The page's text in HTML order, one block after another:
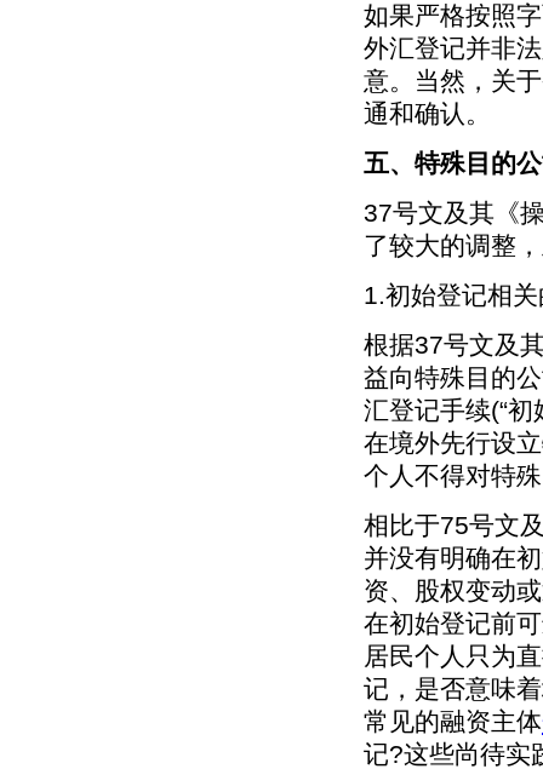
如果严格按照
外汇登记并非
意。当然，关
通和确认。
五、特殊目的
37号文及其《
了较大的调整
1.初始登记相
根据37号文及
益向特殊目的
汇登记手续(“
在境外先行设
个人不得对特
相比于75号文
并没有明确在
资、股权变动
在初始登记前
居民个人只为
记，是否意味
常见的融资主体
记?这些尚待实